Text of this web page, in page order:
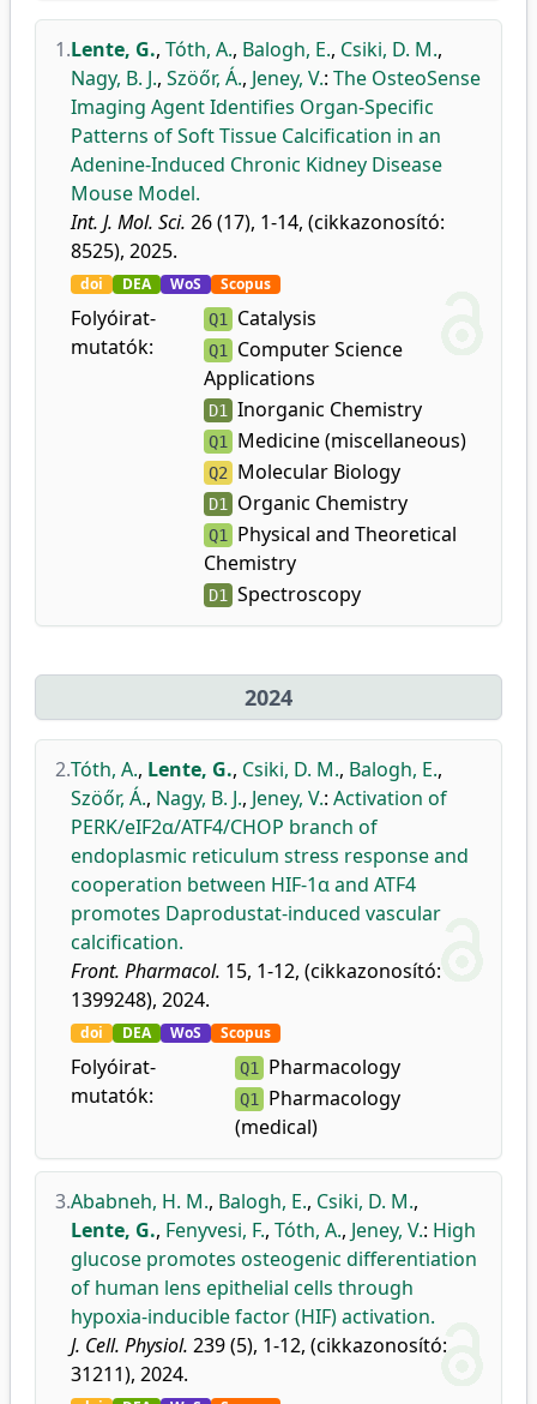
1.Lente, G., Tóth, A., Balogh, E., Csiki, D. M.,
Nagy, B. J., Szöőr, Á., Jeney, V.: The OsteoSense
Imaging Agent Identifies Organ-Specific
Patterns of Soft Tissue Calcification in an
Adenine-Induced Chronic Kidney Disease
Mouse Model.
Int. J. Mol. Sci. 26 (17), 1-14, (cikkazonosító:
8525), 2025.
doi DEA WoS Scopus
Folyóirat-
mutatók:
Q1 Catalysis
Q1
Computer Science
Applications
D1 Inorganic Chemistry
Q1 Medicine (miscellaneous)
Q2 Molecular Biology
D1 Organic Chemistry
Q1
Physical and Theoretical
Chemistry
D1 Spectroscopy
2024
2.Tóth, A., Lente, G., Csiki, D. M., Balogh, E.,
Szöőr, Á., Nagy, B. J., Jeney, V.: Activation of
PERK/eIF2α/ATF4/CHOP branch of
endoplasmic reticulum stress response and
cooperation between HIF-1α and ATF4
promotes Daprodustat-induced vascular
calcification.
Front. Pharmacol. 15, 1-12, (cikkazonosító:
1399248), 2024.
doi DEA WoS Scopus
Folyóirat-
mutatók:
Q1 Pharmacology
Q1 Pharmacology
(medical)
3.Ababneh, H. M., Balogh, E., Csiki, D. M.,
Lente, G., Fenyvesi, F., Tóth, A., Jeney, V.: High
glucose promotes osteogenic differentiation
of human lens epithelial cells through
hypoxia-inducible factor (HIF) activation.
J. Cell. Physiol. 239 (5), 1-12, (cikkazonosító:
31211), 2024.